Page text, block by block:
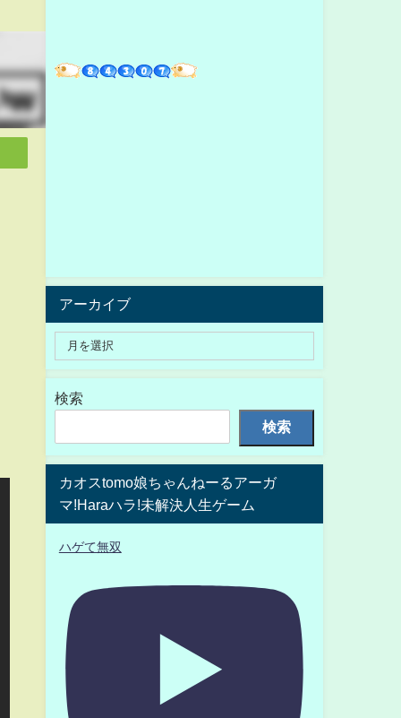
アーカイブ
検索
検索
カオスtomo娘ちゃんねーるアーガ
マ!Haraハラ!未解決人生ゲーム
ハゲて無双